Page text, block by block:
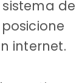
de
internet.